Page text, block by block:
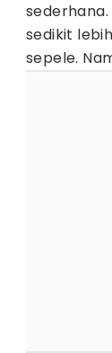
sedikit
sepele.